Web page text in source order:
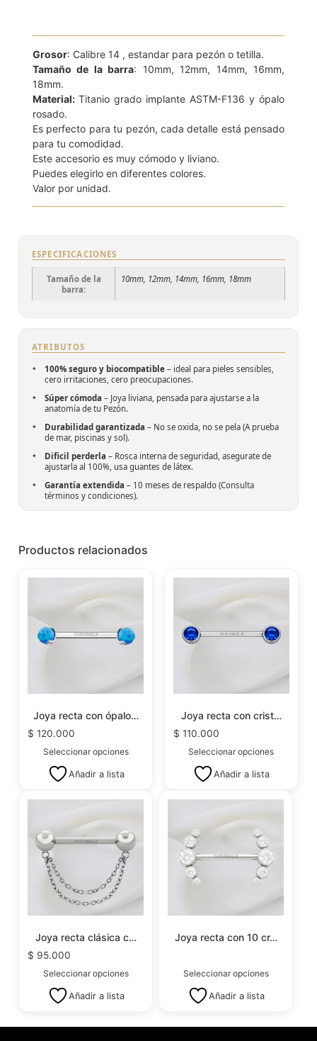
Grosor: Calibre 14 , estandar para pezón o tetilla.
Tamaño de la barra: 10mm, 12mm, 14mm, 16mm,
18mm.
Material: Titanio grado implante ASTM-F136 y ópalo
rosado.
Es perfecto para tu pezón, cada detalle está pensado
para tu comodidad.
Este accesorio es muy cómodo y liviano.
Puedes elegirlo en diferentes colores.
Valor por unidad.
ESPECIFICACIONES
Tamaño de la
barra:
10mm, 12mm, 14mm, 16mm, 18mm
ATRIBUTOS
100% seguro y biocompatible – ideal para pieles sensibles,
cero irritaciones, cero preocupaciones.
Súper cómoda – Joya liviana, pensada para ajustarse a la
anatomía de tu Pezón.
Durabilidad garantizada – No se oxida, no se pela (A prueba
de mar, piscinas y sol).
Dificil perderla – Rosca interna de seguridad, asegurate de
ajustarla al 100%, usa guantes de látex.
Garantía extendida – 10 meses de respaldo (Consulta
términos y condiciones).
Productos relacionados
Joya recta con ópalo…
$ 120.000
Seleccionar opciones
Añadir a lista
Joya recta con crist…
$ 110.000
Seleccionar opciones
Añadir a lista
Joya recta clásica c…
$ 95.000
Seleccionar opciones
Añadir a lista
Joya recta con 10 cr…
Seleccionar opciones
Añadir a lista